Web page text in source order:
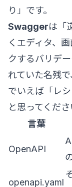
り」です。
Swaggerは「
くエディタ、
クするバリデ
れていた名残
でいえば「レ
と思ってくださ
言葉
OpenAPI
openapi.yaml